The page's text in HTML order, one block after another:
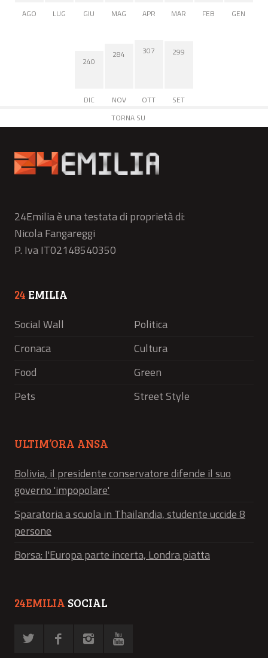
AGO
LUG GIU MAG APR MAR FEB GEN
240
DIC
284
NOV
307
OTT
299
SET
TORNA SU
24Emilia è una testata di proprietà di:
Nicola Fangareggi
P. Iva IT02148540350
24 EMILIA
Social Wall
Politica
Cronaca
Cultura
Food
Green
Pets
Street Style
ULTIM’ORA ANSA
Bolivia, il presidente conservatore difende il suo
governo 'impopolare'
Sparatoria a scuola in Thailandia, studente uccide 8
persone
Borsa: l'Europa parte incerta, Londra piatta
24EMILIA SOCIAL